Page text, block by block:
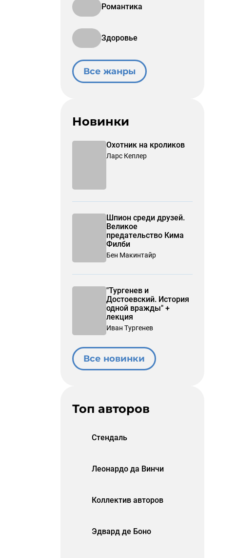
Романтика
Здоровье
Все жанры
Новинки
Охотник на кроликов
Ларс Кеплер
Шпион среди друзей.
Великое
предательство Кима
Филби
Бен Макинтайр
"Тургенев и
Достоевский. История
одной вражды" +
лекция
Иван Тургенев
Все новинки
Топ авторов
Стендаль
Леонардо да Винчи
Коллектив авторов
Эдвард де Боно